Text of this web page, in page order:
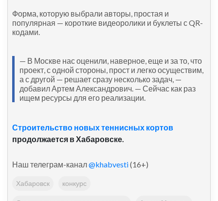
Форма, которую выбрали авторы, простая и
популярная — короткие видеоролики и буклеты с QR-
кодами.
— В Москве нас оценили, наверное, еще и за то, что
проект, с одной стороны, прост и легко осуществим,
а с другой — решает сразу несколько задач, —
добавил Артем Александрович. — Сейчас как раз
ищем ресурсы для его реализации.
Строительство новых теннисных кортов
продолжается в Хабаровске.
Наш телеграм-канал@khabvesti(16+)
Хабаровск конкурс